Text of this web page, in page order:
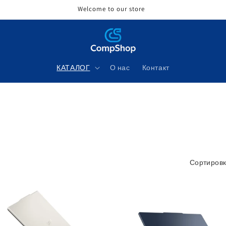
Welcome to our store
КАТАЛОГ О нас Контакт